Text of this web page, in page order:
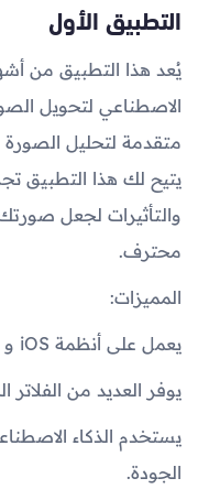
التطبيق الأول
يُعد هذا التطبيق من
الاصطناعي لتحويل
متقدمة لتحليل
يتيح لك هذا التطبيق
والتأثيرات لجعل
محترف.
المميزات:
يعمل على أنظمة iOS و Android.
يوفر العديد من
يستخدم الذكاء
الجودة.